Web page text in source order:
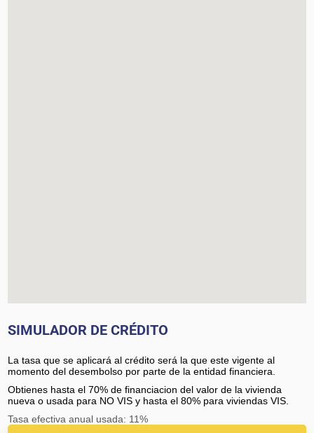
SIMULADOR DE CRÉDITO
La tasa que se aplicará al crédito será la que este vigente al
momento del desembolso por parte de la entidad financiera.
Obtienes hasta el 70% de financiacion del valor de la vivienda
nueva o usada para NO VIS y hasta el 80% para viviendas VIS.
Tasa efectiva anual usada: 11%